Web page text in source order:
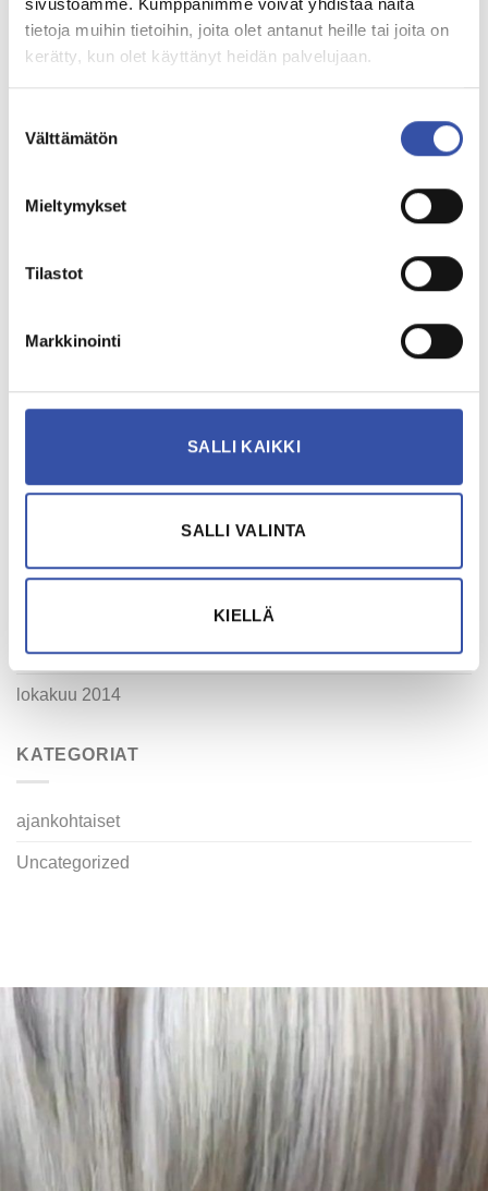
sivustoamme. Kumppanimme voivat yhdistää näitä
tietoja muihin tietoihin, joita olet antanut heille tai joita on
kerätty, kun olet käyttänyt heidän palvelujaan.
valinta
Välttämätön
Mieltymykset
Tilastot
Markkinointi
SALLI KAIKKI
SALLI VALINTA
KIELLÄ
heinäkuu 2017
syyskuu 2016
huhtikuu 2016
joulukuu 2015
syyskuu 2015
huhtikuu 2015
tammikuu 2015
lokakuu 2014
KATEGORIAT
ajankohtaiset
Uncategorized